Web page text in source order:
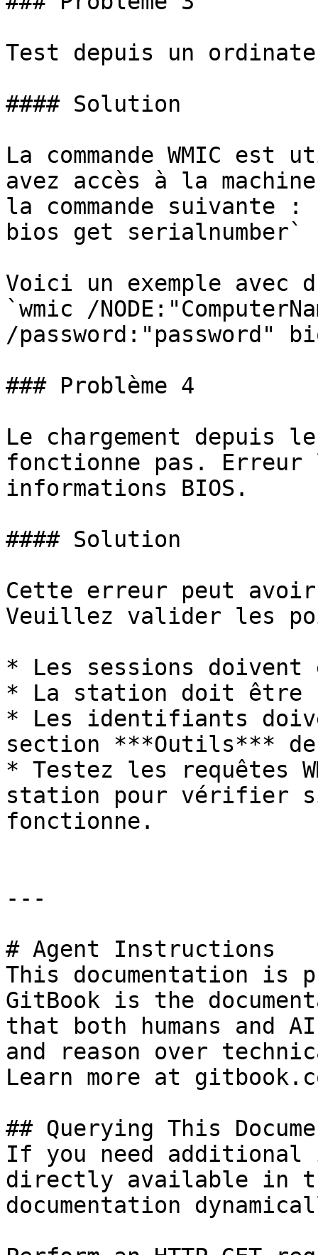
Test depuis un
#### Solution
La commande WMIC
avez accès à la
la commande suivante :
bios get serialnumber`
Voici un exemple
`wmic /
/password:"password"
### Problème 4
Le chargement depuis
fonctionne pas.
informations BIOS.
#### Solution
Cette erreur peut
Veuillez valider les
* Les sessions doivent
* La station doit être
* Les identifiants
section ***Outils***
* Testez les requêtes
station pour vérifier si
fonctionne.
---
# Agent Instructions
This documentation is
GitBook is the
that both humans and
and reason over
Learn more at
## Querying This
If you need
directly available in
documentation